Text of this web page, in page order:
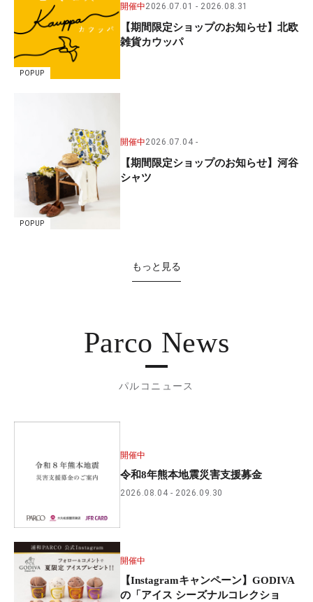
POPUP
開催中2026.07.01 2026.08.31
【期間限定ショップのお知らせ】北欧
雑貨カウッパ
POPUP
開催中2026.07.04
【期間限定ショップのお知らせ】河谷
シャツ
もっと見る
Parco News
パルコニュース
開催中
令和8年熊本地震災害支援募金
2026.08.04 2026.09.30
開催中
【Instagramキャンペーン】GODIVA
の「アイス シーズナルコレクショ